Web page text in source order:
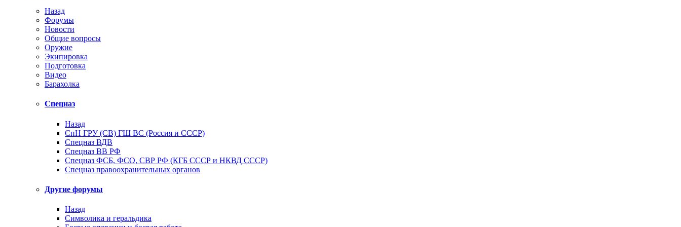
Назад
Форумы
Новости
Общие вопросы
Оружие
Экипировка
Подготовка
Видео
Барахолка
Спецназ
Назад
СпН ГРУ (СВ) ГШ ВС (Россия и СССР)
Спецназ ВДВ
Спецназ ВВ РФ
Спецназ ФСБ, ФСО, СВР РФ (КГБ СССР и НКВД СССР)
Спецназ правоохранительных органов
Другие форумы
Назад
Символика и геральдика